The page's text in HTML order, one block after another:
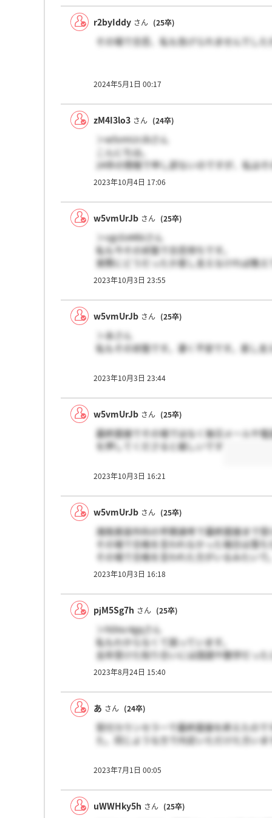
r2byIddy さん (25卒)
その場で合否、私も告げられませんでし
2024年5月1日 00:17
zM4I3lo3 さん (24卒)
＞w5vmUrJbさん
こんにちは。
24卒の情報で申し訳ないのですが、私は
（ちなみにいずれも受付カウンセラー職で
2023年10月4日 17:06
w5vmUrJb さん (25卒)
＞vgcEeMbiさん
私も今その状態で合否待ちです。
実際にどうだったか差し支えなければ教え
2023年10月3日 23:55
w5vmUrJb さん (25卒)
＞あさん
私もその状態です。凄く不安です。差し
2023年10月3日 23:44
w5vmUrJb さん (25卒)
最終面接でその場ではなく後日メールや
を押してくださると嬉しいです
2023年10月3日 16:21
w5vmUrJb さん (25卒)
湘南美容外科の早期選考で最終面接まで
その場で合格を言われなかった場合は落
その場で合格を言われた方がいるみたいで
2023年10月3日 16:18
pjM5Sg7h さん (25卒)
＞hDIsc4gqさん
私もわからなくて困っています。
去年受けた知り合いには国語や数学だっ
投稿者様はもう適性検査受けられましたか
2023年8月24日 15:40
あ さん (24卒)
受付カウンセラーで最終面接を終えたの
た。同じような方で内定いただけた方
2023年7月1日 00:05
uWWHky5h さん (25卒)